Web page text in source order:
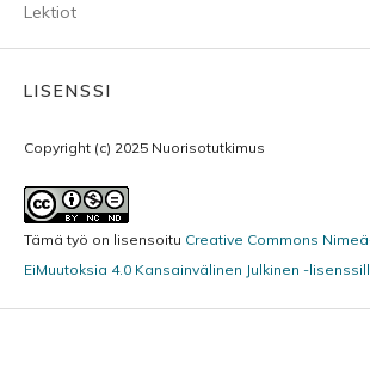
Lektiot
LISENSSI
Copyright (c) 2025 Nuorisotutkimus
Tämä työ on lisensoitu Creative Commons
EiMuutoksia 4.0 Kansainvälinen Julkinen -